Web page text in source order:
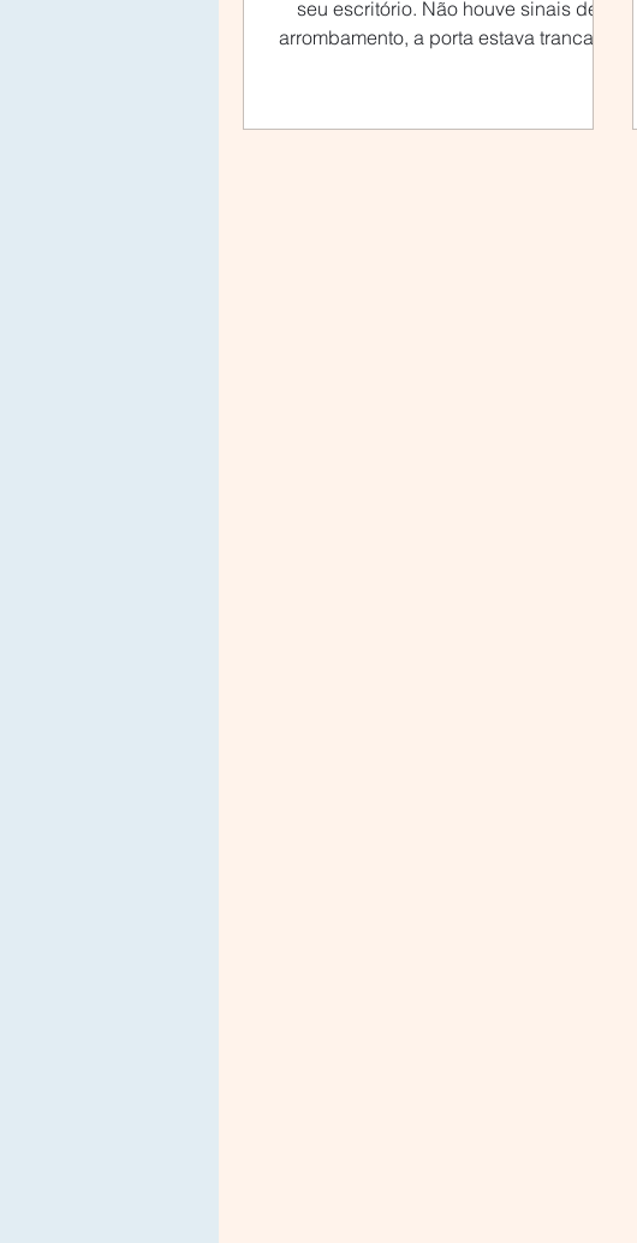
seu escritório. Não houve sinais de
arrombamento, a porta estava trancada